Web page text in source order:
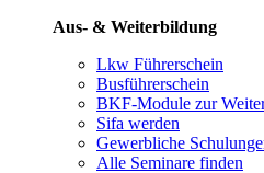
Aus- & Weiterbildung
Lkw Führerschein
Busführerschein
BKF-Module zur
Sifa werden
Gewerbliche
Alle Seminare finden